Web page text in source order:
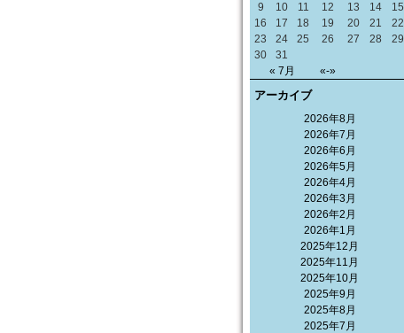
« 7月 «-»
9
10 11 12 13 14
15
16
17 18 19 20 21
22
23
24 25 26 27 28
29
30
31
アーカイブ
2026年8月
2026年7月
2026年6月
2026年5月
2026年4月
2026年3月
2026年2月
2026年1月
2025年12月
2025年11月
2025年10月
2025年9月
2025年8月
2025年7月